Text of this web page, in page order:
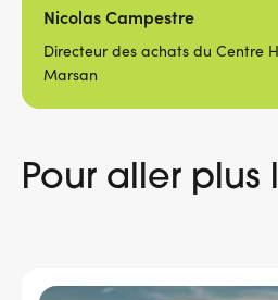
Nicolas Campestre
Directeur des achats du Centre
Marsan
Pour aller plus